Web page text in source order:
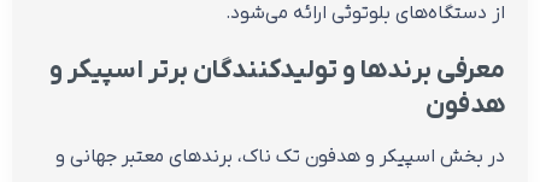
از دستگاه‌های بلوتوثی ارائه می‌شود.
معرفی برندها و تولیدکنندگان برتر اسپیکر و
هدفون
در بخش اسپیکر و هدفون تک ناک، برندهای معتبر جهانی و